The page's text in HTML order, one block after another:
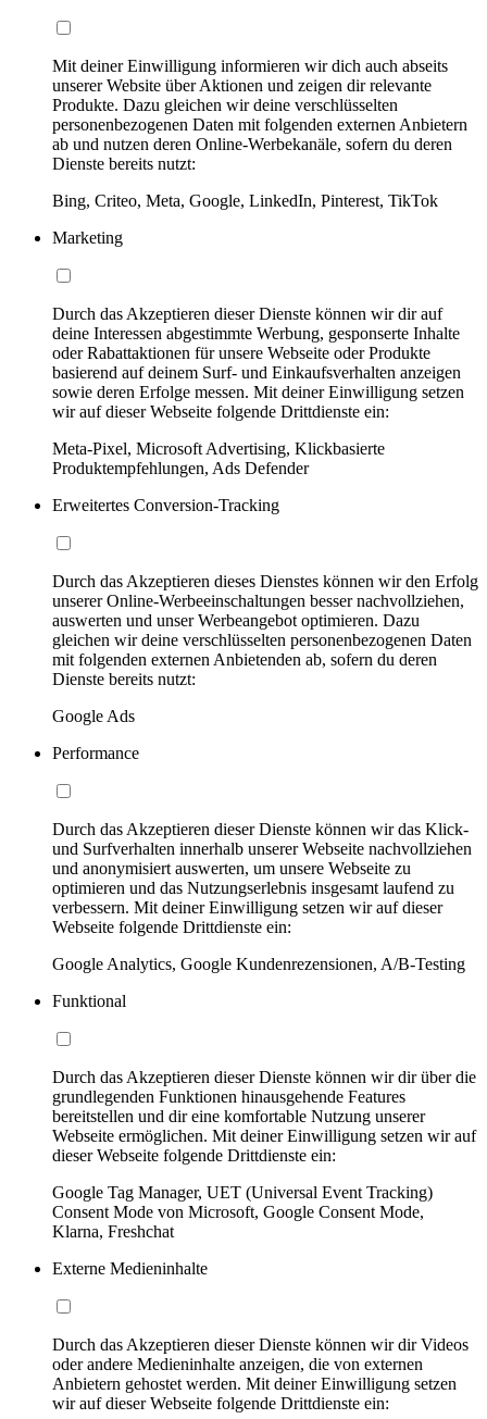
Mit deiner Einwilligung informieren wir dich auch abseits
unserer Website über Aktionen und zeigen dir relevante
Produkte. Dazu gleichen wir deine verschlüsselten
personenbezogenen Daten mit folgenden externen Anbietern
ab und nutzen deren Online-Werbekanäle, sofern du deren
Dienste bereits nutzt:
Bing, Criteo, Meta, Google, LinkedIn, Pinterest, TikTok
Marketing
Durch das Akzeptieren dieser Dienste können wir dir auf
deine Interessen abgestimmte Werbung, gesponserte Inhalte
oder Rabattaktionen für unsere Webseite oder Produkte
basierend auf deinem Surf- und Einkaufsverhalten anzeigen
sowie deren Erfolge messen. Mit deiner Einwilligung setzen
wir auf dieser Webseite folgende Drittdienste ein:
Meta-Pixel, Microsoft Advertising, Klickbasierte
Produktempfehlungen, Ads Defender
Erweitertes Conversion-Tracking
Durch das Akzeptieren dieses Dienstes können wir den Erfolg
unserer Online-Werbeeinschaltungen besser nachvollziehen,
auswerten und unser Werbeangebot optimieren. Dazu
gleichen wir deine verschlüsselten personenbezogenen Daten
mit folgenden externen Anbietenden ab, sofern du deren
Dienste bereits nutzt:
Google Ads
Performance
Durch das Akzeptieren dieser Dienste können wir das Klick-
und Surfverhalten innerhalb unserer Webseite nachvollziehen
und anonymisiert auswerten, um unsere Webseite zu
optimieren und das Nutzungserlebnis insgesamt laufend zu
verbessern. Mit deiner Einwilligung setzen wir auf dieser
Webseite folgende Drittdienste ein:
Google Analytics, Google Kundenrezensionen, A/B-Testing
Funktional
Durch das Akzeptieren dieser Dienste können wir dir über die
grundlegenden Funktionen hinausgehende Features
bereitstellen und dir eine komfortable Nutzung unserer
Webseite ermöglichen. Mit deiner Einwilligung setzen wir auf
dieser Webseite folgende Drittdienste ein:
Google Tag Manager, UET (Universal Event Tracking)
Consent Mode von Microsoft, Google Consent Mode,
Klarna, Freshchat
Externe Medieninhalte
Durch das Akzeptieren dieser Dienste können wir dir Videos
oder andere Medieninhalte anzeigen, die von externen
Anbietern gehostet werden. Mit deiner Einwilligung setzen
wir auf dieser Webseite folgende Drittdienste ein: